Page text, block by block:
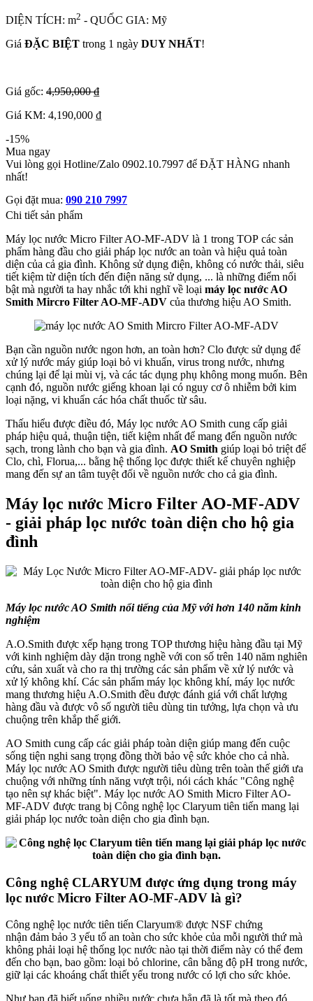
DIỆN TÍCH: m2 - QUỐC GIA: Mỹ
Giá ĐẶC BIỆT trong 1 ngày DUY NHẤT!
Giá gốc: 4,950,000 ₫
Giá KM: 4,190,000 ₫
-15%
Mua ngay
Vui lòng gọi Hotline/Zalo 0902.10.7997 để ĐẶT HÀNG nhanh
nhất!
Gọi đặt mua: 090 210 7997
Chi tiết sản phẩm
Máy lọc nước Micro Filter AO-MF-ADV là 1 trong TOP các sản
phẩm hàng đầu cho giải pháp lọc nước an toàn và hiệu quả toàn
diện của cả gia đình. Không sử dụng điện, không có nước thải, siêu
tiết kiệm từ diện tích đến điện năng sử dụng, ... là những điểm nổi
bật mà người ta hay nhắc tới khi nghĩ về loại máy lọc nước AO
Smith Mircro Filter AO-MF-ADV của thương hiệu AO Smith.
Bạn cần nguồn nước ngon hơn, an toàn hơn? Clo được sử dụng để
xử lý nước máy giúp loại bỏ vi khuẩn, virus trong nước, nhưng
chúng lại để lại mùi vị, và các tác dụng phụ không mong muốn. Bên
cạnh đó, nguồn nước giếng khoan lại có nguy cơ ô nhiễm bởi kim
loại nặng, vi khuẩn các hóa chất thuốc từ sâu.
Thấu hiểu được điều đó, Máy lọc nước AO Smith cung cấp giải
pháp hiệu quả, thuận tiện, tiết kiệm nhất để mang đến nguồn nước
sạch, trong lành cho bạn và gia đình. AO Smith giúp loại bỏ triệt để
Clo, chì, Florua,... bằng hệ thống lọc được thiết kế chuyên nghiệp
mang đến sự an tâm tuyệt đối về nguồn nước cho cả gia đình.
Máy lọc nước Micro Filter AO-MF-ADV
- giải pháp lọc nước toàn diện cho hộ gia
đình
Máy lọc nước AO Smith nổi tiếng của Mỹ với hơn 140 năm kinh
nghiệm
A.O.Smith được xếp hạng trong TOP thương hiệu hàng đầu tại Mỹ
với kinh nghiệm dày dặn trong nghề với con số trên 140 năm nghiên
cứu, sản xuất và cho ra thị trường các sản phẩm về xử lý nước và
xử lý không khí. Các sản phẩm máy lọc không khí, máy lọc nước
mang thương hiệu A.O.Smith đều được đánh giá với chất lượng
hàng đầu và được vô số người tiêu dùng tin tưởng, lựa chọn và ưu
chuộng trên khắp thế giới.
AO Smith cung cấp các giải pháp toàn diện giúp mang đến cuộc
sống tiện nghi sang trọng đồng thời bảo vệ sức khỏe cho cả nhà.
Máy lọc nước AO Smith được người tiêu dùng trên toàn thế giới ưa
chuộng với những tính năng vượt trội, nói cách khác "Công nghệ
tạo nên sự khác biệt". Máy lọc nước AO Smith Micro Filter AO-
MF-ADV được trang bị Công nghệ lọc Claryum tiên tiến mang lại
giải pháp lọc nước toàn diện cho gia đình bạn.
Công nghệ CLARYUM được ứng dụng trong máy
lọc nước Micro Filter AO-MF-ADV là gì?
Công nghệ lọc nước tiên tiến Claryum® được NSF chứng
nhận đảm bảo 3 yếu tố an toàn cho sức khỏe của mỗi người thứ mà
không phải loại hệ thống lọc nước nào tại thời điểm này có thể đem
đến cho bạn, bao gồm: loại bỏ chlorine, cân bằng độ pH trong nước,
giữ lại các khoáng chất thiết yếu trong nước có lợi cho sức khỏe.